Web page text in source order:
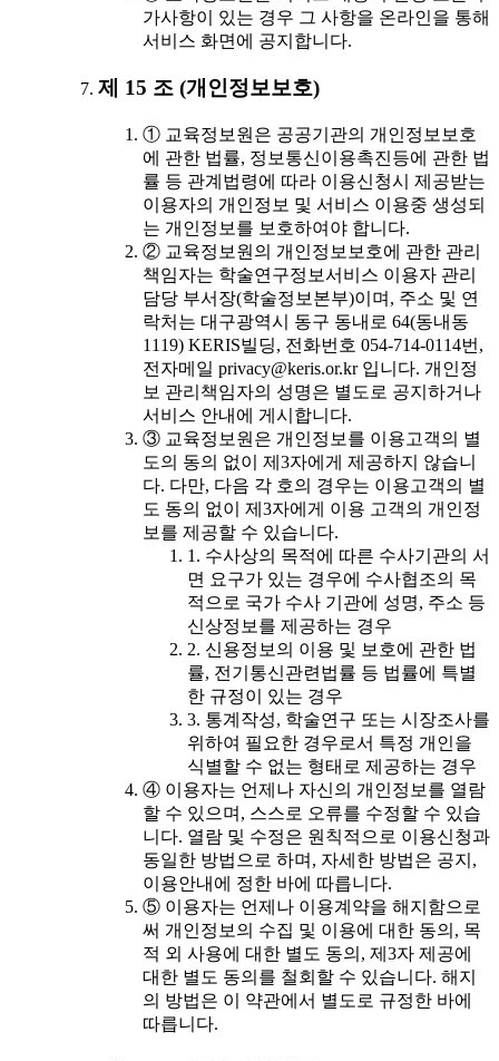
가사항이 있는 경우 그 사항을 온라인을 통해
서비스 화면에 공지합니다.
제 15 조 (개인정보보호)
① 교육정보원은 공공기관의 개인정보보호
에 관한 법률, 정보통신이용촉진등에 관한 법
률 등 관계법령에 따라 이용신청시 제공받는
이용자의 개인정보 및 서비스 이용중 생성되
는 개인정보를 보호하여야 합니다.
② 교육정보원의 개인정보보호에 관한 관리
책임자는 학술연구정보서비스 이용자 관리
담당 부서장(학술정보본부)이며, 주소 및 연
락처는 대구광역시 동구 동내로 64(동내동
1119) KERIS빌딩, 전화번호 054-714-0114번,
전자메일 privacy@keris.or.kr 입니다. 개인정
보 관리책임자의 성명은 별도로 공지하거나
서비스 안내에 게시합니다.
③ 교육정보원은 개인정보를 이용고객의 별
도의 동의 없이 제3자에게 제공하지 않습니
다. 다만, 다음 각 호의 경우는 이용고객의 별
도 동의 없이 제3자에게 이용 고객의 개인정
보를 제공할 수 있습니다.
1. 수사상의 목적에 따른 수사기관의 서
면 요구가 있는 경우에 수사협조의 목
적으로 국가 수사 기관에 성명, 주소 등
신상정보를 제공하는 경우
2. 신용정보의 이용 및 보호에 관한 법
률, 전기통신관련법률 등 법률에 특별
한 규정이 있는 경우
3. 통계작성, 학술연구 또는 시장조사를
위하여 필요한 경우로서 특정 개인을
식별할 수 없는 형태로 제공하는 경우
④ 이용자는 언제나 자신의 개인정보를 열람
할 수 있으며, 스스로 오류를 수정할 수 있습
니다. 열람 및 수정은 원칙적으로 이용신청과
동일한 방법으로 하며, 자세한 방법은 공지,
이용안내에 정한 바에 따릅니다.
⑤ 이용자는 언제나 이용계약을 해지함으로
써 개인정보의 수집 및 이용에 대한 동의, 목
적 외 사용에 대한 별도 동의, 제3자 제공에
대한 별도 동의를 철회할 수 있습니다. 해지
의 방법은 이 약관에서 별도로 규정한 바에
따릅니다.